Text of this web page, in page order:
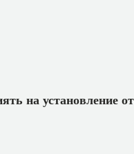
на установление